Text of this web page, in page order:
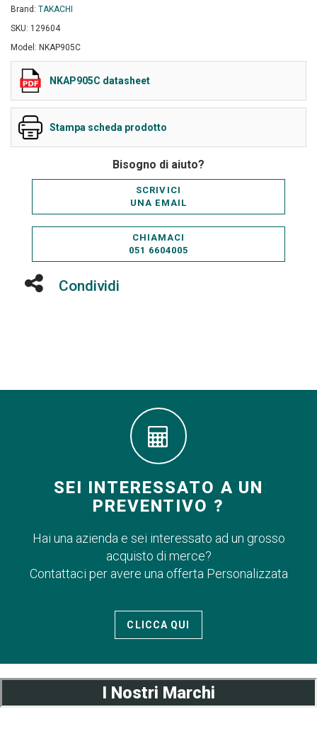
Brand: TAKACHI
SKU: 129604
Model: NKAP905C
NKAP905C datasheet
Stampa scheda prodotto
Bisogno di aiuto?
SCRIVICI
UNA EMAIL
CHIAMACI
051 6604005
Condividi
SEI INTERESSATO A UN
PREVENTIVO ?
Hai una azienda e sei interessato ad un grosso
acquisto di merce?
Contattaci per avere una offerta Personalizzata
CLICCA QUI
I Nostri Marchi